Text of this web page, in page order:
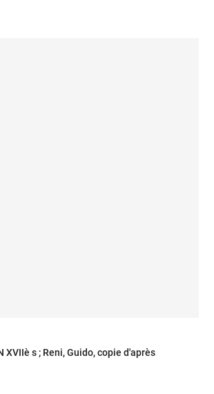
ANONYME ITALIEN XVIIè s ; Reni, Guido, copie d'après